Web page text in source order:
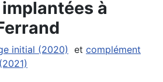
à
initial (2020) et complément